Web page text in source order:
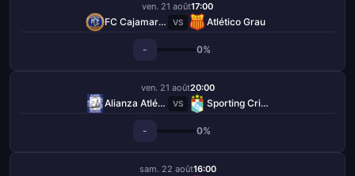
ven. 21 août17:00
FC Cajamarca VS Atlético Grau
- 0%
ven. 21 août20:00
Alianza Atlético VS Sporting Cristal
- 0%
sam. 22 août16:00